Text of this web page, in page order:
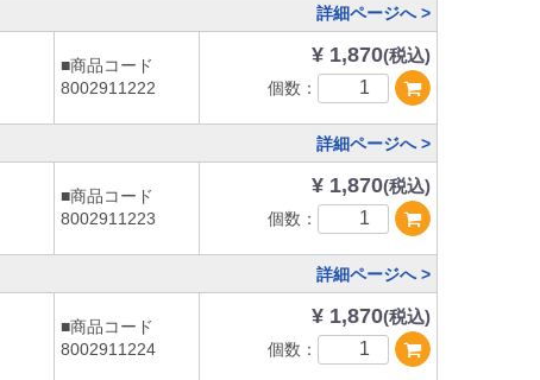
詳細ページへ >
■商品コード
8002911222
¥ 1,870(税込)
個数：
詳細ページへ >
■商品コード
8002911223
¥ 1,870(税込)
個数：
詳細ページへ >
■商品コード
8002911224
¥ 1,870(税込)
個数：